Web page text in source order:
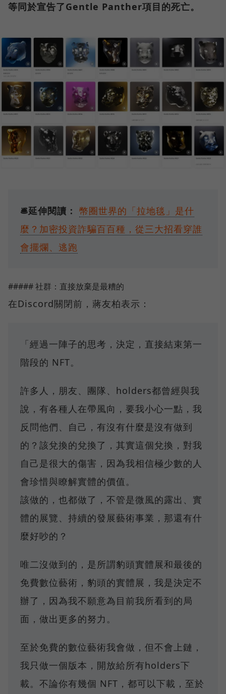
等同於宣告了Gentle Panther項目的死亡。
🛎️延伸閱讀： 幣圈世界的「拉地毯」是什
麼？加密投資詐騙百百種，從三大招看穿誰
會擺爛、逃跑
##### 社群：直接放棄是最糟的
在Discord關閉前，蔣友柏表示：
「經過一陣子的思考，決定，直接結束第一
階段的 NFT。
許多人，朋友、團隊、holders都曾經與我
說，有各種人在帶風向，要我小心一點，我
反問他們、自己，有沒有什麼是沒有做到
的？該兌換的兌換了，其實這個兌換，對我
自己是很大的傷害，因為我相信極少數的人
會珍惜與瞭解實體的價值。
該做的，也都做了，不管是微風的露出、實
體的展覽、持續的發展藝術事業，那還有什
麼好吵的？
唯二沒做到的，是所謂豹頭實體展和最後的
免費數位藝術，豹頭的實體展，我是決定不
辦了，因為我不願意為目前我所看到的局
面，做出更多的努力。
至於免費的數位藝術我會做，但不會上鏈，
我只做一個版本，開放給所有holders下
載。不論你有幾個 NFT，都可以下載，至於